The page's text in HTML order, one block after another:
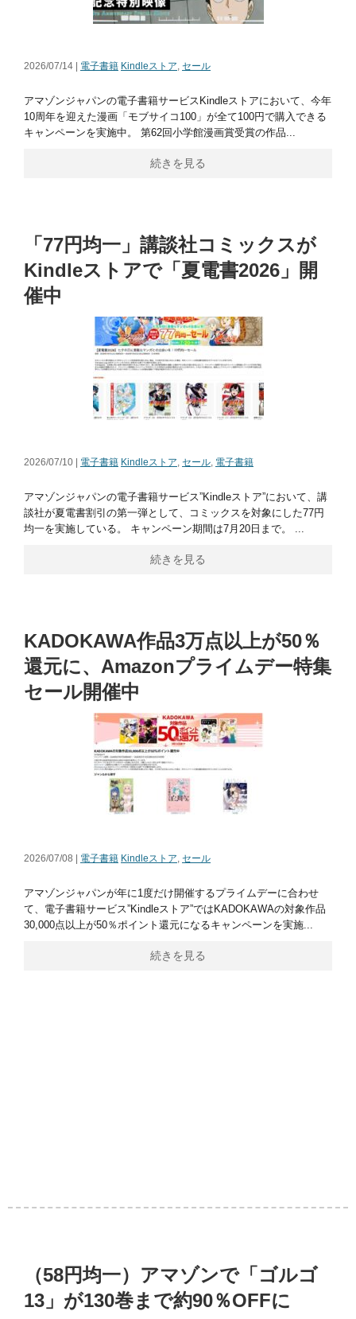
2026/07/14 | 電子書籍 Kindleストア, セール
アマゾンジャパンの電子書籍サービスKindleストアにおいて、今年
10周年を迎えた漫画「モブサイコ100」が全て100円で購入できる
キャンペーンを実施中。 第62回小学館漫画賞受賞の作品...
続きを見る
「77円均一」講談社コミックスが
Kindleストアで「夏電書2026」開
催中
2026/07/10 | 電子書籍 Kindleストア, セール, 電子書籍
アマゾンジャパンの電子書籍サービス”Kindleストア”において、講
談社が夏電書割引の第一弾として、コミックスを対象にした77円
均一を実施している。 キャンペーン期間は7月20日まで。 ...
続きを見る
KADOKAWA作品3万点以上が50％
還元に、Amazonプライムデー特集
セール開催中
2026/07/08 | 電子書籍 Kindleストア, セール
アマゾンジャパンが年に1度だけ開催するプライムデーに合わせ
て、電子書籍サービス”Kindleストア”ではKADOKAWAの対象作品
30,000点以上が50％ポイント還元になるキャンペーンを実施...
続きを見る
（58円均一）アマゾンで「ゴルゴ
13」が130巻まで約90％OFFに